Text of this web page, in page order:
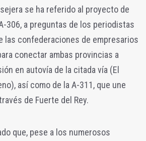
se ha referido al proyecto de
306, a preguntas de los periodistas
las confederaciones de empresarios
conectar ambas provincias a
en autovía de la citada vía (El
así como de la A-311, que une
de Fuerte del Rey.
que, pese a los numerosos